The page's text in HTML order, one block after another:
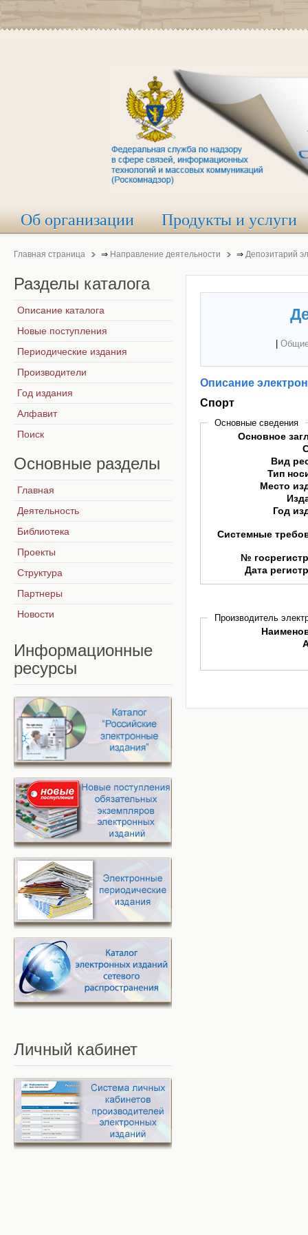
Об организации Продукты и услуги
Главная страница ⇒ Направление деятельности ⇒ Депозитарий
Описание
Спорт
Основные сведения
Основное
Вид
Тип
Место
Год
Системные
№
Дата
Производитель
Разделы каталога
Описание каталога
Новые поступления
Периодические издания
Производители
Год издания
Алфавит
Поиск
Основные разделы
Главная
Деятельность
Библиотека
Проекты
Структура
Партнеры
Новости
Информационные
ресурсы
Личный кабинет